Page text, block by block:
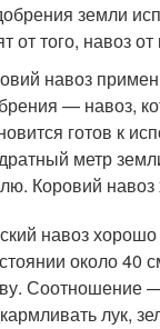
земли
от того, навоз
навоз
— навоз,
готов к
метр
Коровий навоз
навоз
около 40
Соотношение
лук,